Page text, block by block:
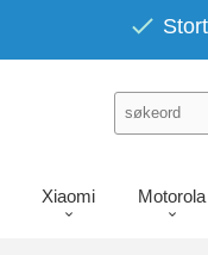
Xiaomi Motorola